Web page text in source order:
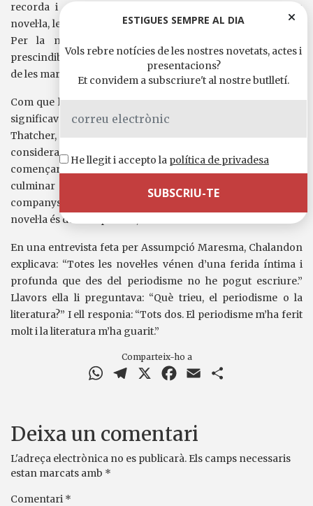
recorda i que sap escriure. Precisament perquè és una
novel·la, les persones són més importants que els col·lectius.
Per la mateixa raó, les qüestions personals no són
prescindibles, tant si parlem dels capellans com dels soldats,
de les mares com dels carcellers.
Com que l’autor sap de què parla, ens fem una idea del que
significava ser irlandès a Belfast sota el govern de Margaret
Thatcher, quan els presos de l’IRA van passar a ser
considerats delinqüents comuns. Va ser llavors que van
començar les protestes i les vagues de fam que van
culminar amb la mort de Bobby Sands i altres dels seus
companys. Però això és el teló de fons. Del que parla la
novel·la és del compromís, dels errors i de la traïció.
En una entrevista feta per Assumpció Maresma, Chalandon
explicava: “Totes les novel·les vénen d’una ferida íntima i
profunda que des del periodisme no he pogut escriure.”
Llavors ella li preguntava: “Què trieu, el periodisme o la
literatura?” I ell responia: “Tots dos. El periodisme m’ha ferit
molt i la literatura m’ha guarit.”
Comparteix-ho a
WhatsAppTelegram Facebook
Email
Deixa un comentari
L'adreça electrònica no es publicarà. Els camps necessaris
estan marcats amb *
Comentari *
ESTIGUES SEMPRE AL DIA
Vols rebre notícies de les nostres novetats, actes i
presentacions?
Et convidem a subscriure't al nostre butlletí.
He llegit i accepto la política de privadesa